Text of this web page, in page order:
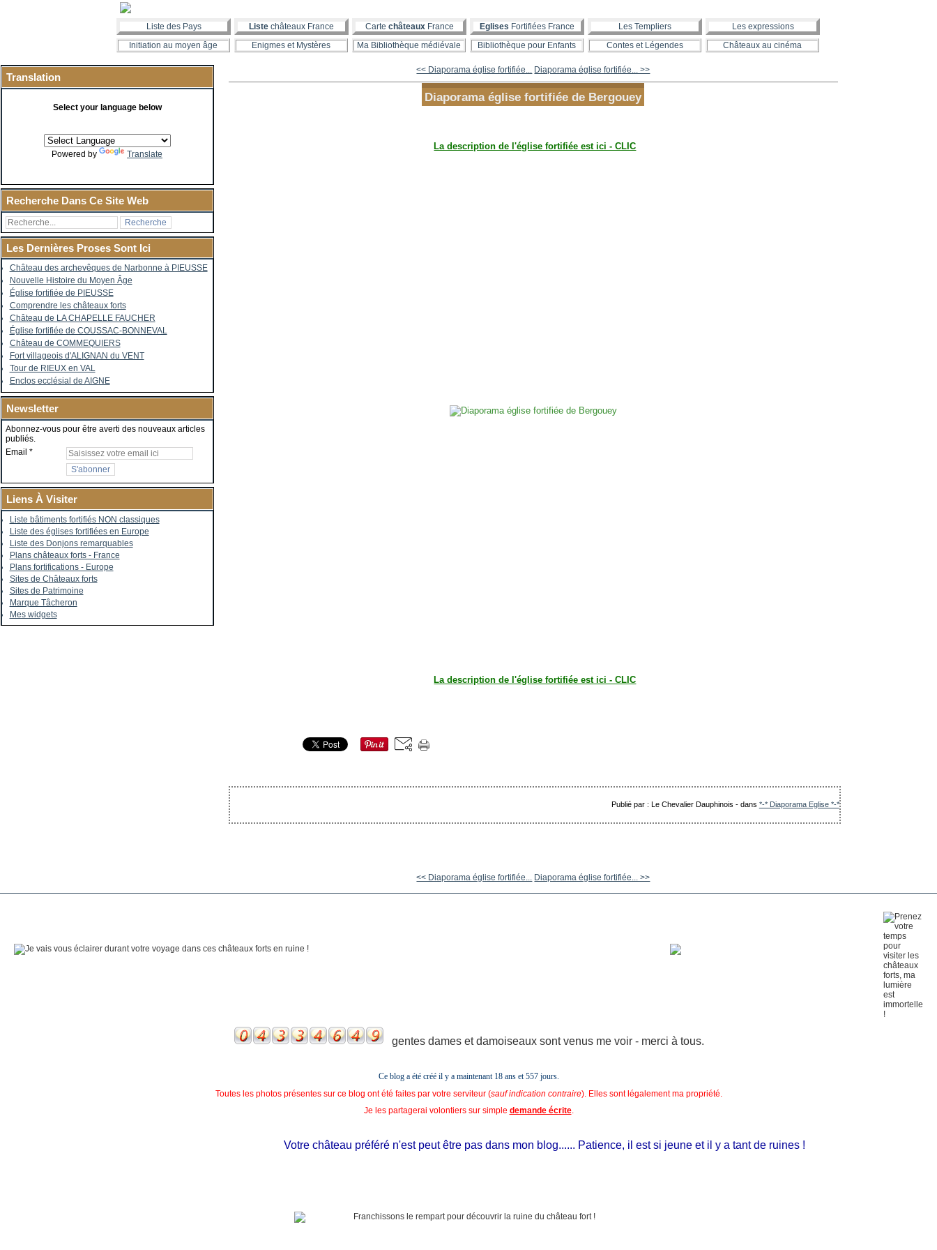
Liste des Pays Liste châteaux France Carte châteauxFrance Eglises Fortifiées France Les Templiers
Les expressions
Initiation au moyen âge
Enigmes et Mystères Ma Bibliothèque médiévale Bibliothèque pour Enfants Contes et Légendes Châteaux au cinéma
Translation
Select your language below
Powered by Translate
Recherche Dans Ce Site Web
Les Dernières Proses Sont Ici
Château des archevêques de Narbonne à PIEUSSE
Nouvelle Histoire du Moyen Âge
Église fortifiée de PIEUSSE
Comprendre les châteaux forts
Château de LA CHAPELLE FAUCHER
Église fortifiée de COUSSAC-BONNEVAL
Château de COMMEQUIERS
Fort villageois d'ALIGNAN du VENT
Tour de RIEUX en VAL
Enclos ecclésial de AIGNE
Newsletter
Abonnez-vous pour être averti des nouveaux articles
publiés.
Email
Liens À Visiter
Liste bâtiments fortifiés NON classiques
Liste des églises fortifiées en Europe
Liste des Donjons remarquables
Plans châteaux forts - France
Plans fortifications - Europe
Sites de Châteaux forts
Sites de Patrimoine
Marque Tâcheron
Mes widgets
<< Diaporama église fortifiée... Diaporama église fortifiée... >>
Diaporama église fortifiée de Bergouey
La description de l'église fortifiée est ici - CLIC
La description de l'église fortifiée est ici - CLIC
Publié par : Le Chevalier Dauphinois -dans *-* Diaporama Eglise *-*
<< Diaporama église fortifiée... Diaporama église fortifiée... >>
gentes dames et damoiseaux sont venus me voir - merci à tous.
Ce blog a été créé il y a maintenant 18 ans et557 jours.
Toutes les photos présentes sur ce blog ont été faites par votre serviteur (sauf indication contraire). Elles sont légalement ma propriété.
Je les partagerai volontiers sur simple demande écrite.
Votre château préféré n'est peut être pas dans mon blog...... Patience, il est si jeune et il y a tant de ruines !